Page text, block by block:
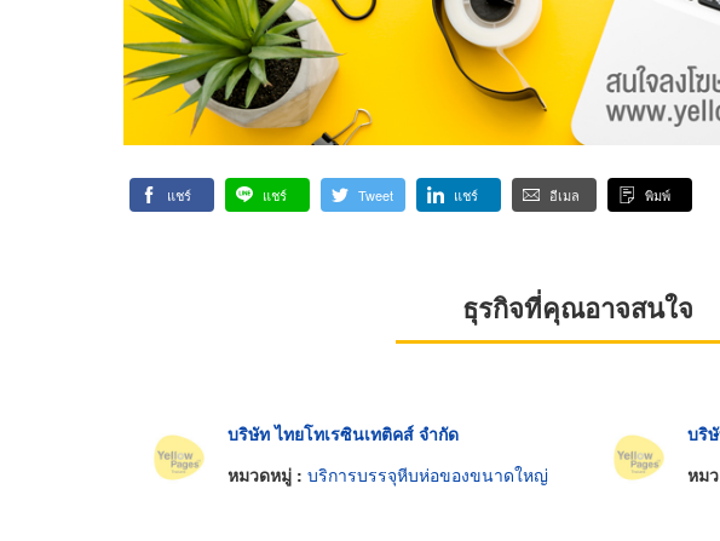
แชร์ แชร์ Tweet แชร์ อีเมล พิมพ์
ธุรกิจที่คุณอาจสนใจ
บริษัท ไทยโทเรซินเทติคส์ จำกัด
หมวดหมู่ : บริการบรรจุหีบห่อของขนาดใหญ่
บริ
หม